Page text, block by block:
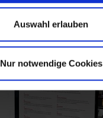
Auswahl erlauben
Nur notwendige Cookies